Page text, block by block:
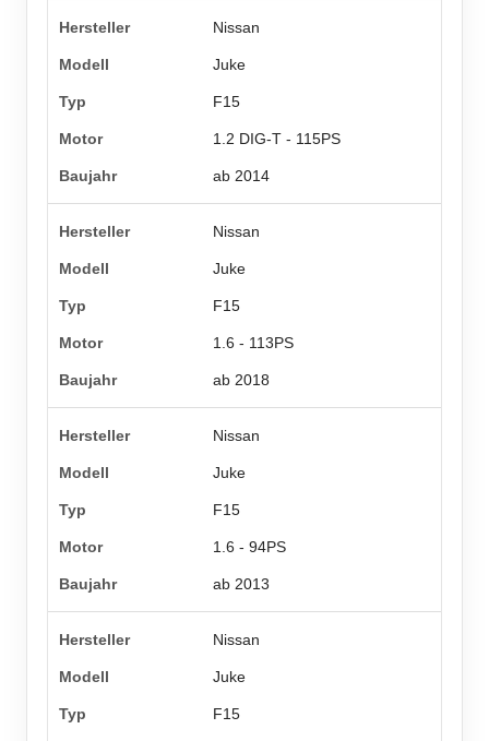
Nissan
Juke
F15
1.2 DIG-T - 115PS
ab 2014
Nissan
Juke
F15
1.6 - 113PS
ab 2018
Nissan
Juke
F15
1.6 - 94PS
ab 2013
Nissan
Juke
F15